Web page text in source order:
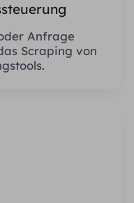
Anfrage
Scraping von